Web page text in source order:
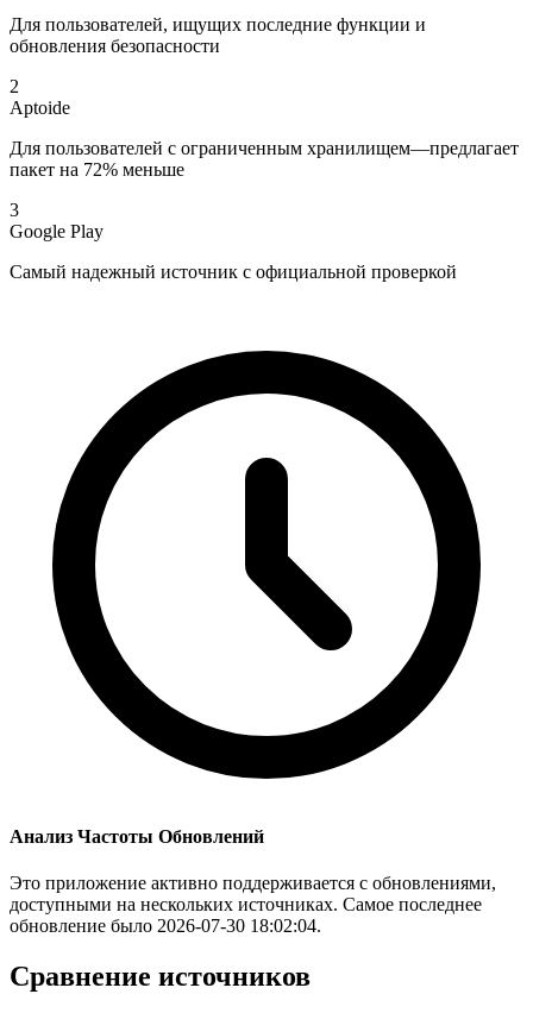
Для пользователей, ищущих последние функции и
обновления безопасности
2
Aptoide
Для пользователей с ограниченным хранилищем—предлагает
пакет на 72% меньше
3
Google Play
Самый надежный источник с официальной проверкой
Анализ Частоты Обновлений
Это приложение активно поддерживается с обновлениями,
доступными на нескольких источниках. Самое последнее
обновление было 2026-07-30 18:02:04.
Сравнение источников